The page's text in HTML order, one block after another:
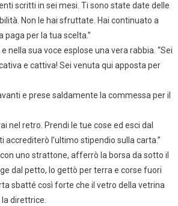
scritti in sei mesi. Ti sono state date delle
Non le hai sfruttate. Hai continuato a
paga per la tua scelta.”
e nella sua voce esplose una vera rabbia. “Sei
e cattiva! Sei venuta qui apposta per
e prese saldamente la commessa per il
nel retro. Prendi le tue cose ed esci dal
accrediterò l’ultimo stipendio sulla carta.”
con uno strattone, afferrò la borsa da sotto il
dal petto, lo gettò per terra e corse fuori
sbatté così forte che il vetro della vetrina
direttrice.